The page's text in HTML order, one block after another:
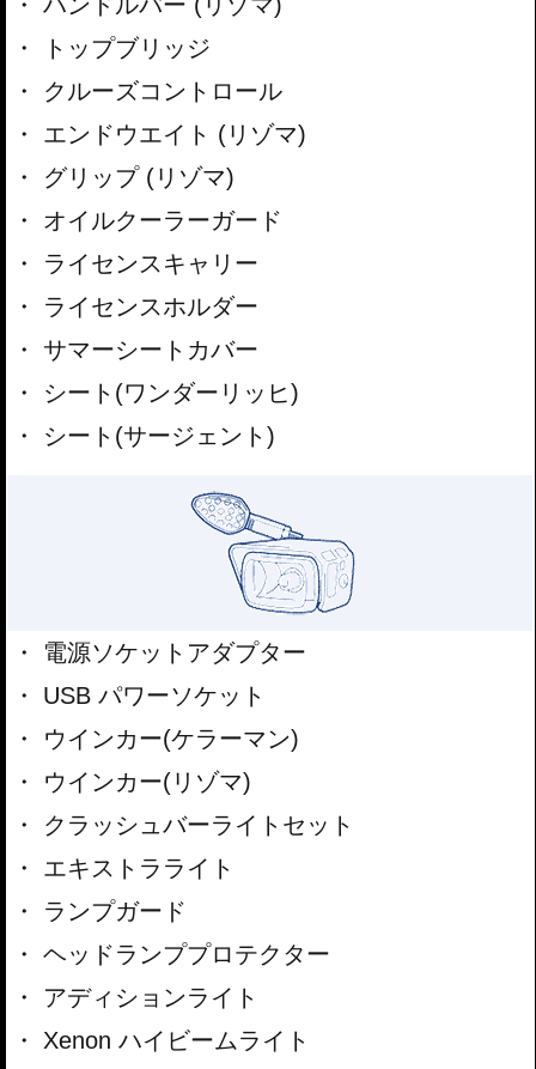
トップブリッジ
クルーズコントロール
エンドウエイト (リゾマ)
グリップ (リゾマ)
オイルクーラーガード
ライセンスキャリー
ライセンスホルダー
サマーシートカバー
シート(ワンダーリッヒ)
シート(サージェント)
電源ソケットアダプター
USB パワーソケット
ウインカー(ケラーマン)
ウインカー(リゾマ)
クラッシュバーライトセット
エキストラライト
ランプガード
ヘッドランププロテクター
アディションライト
Xenon ハイビームライト